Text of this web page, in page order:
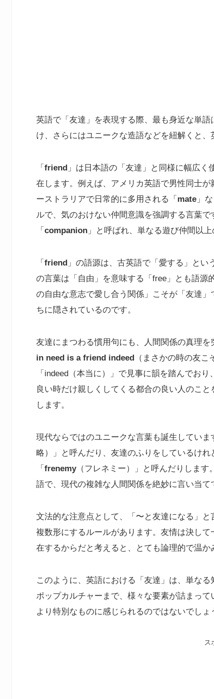
英語で「友達」を表現する際、最も身近な単語
け、さらにはユニークな造語などを紐解くと
「 friend 」は日本語の「友達」と同様に幅広
在します。例えば、アメリカ英語で男性同士が
ーストラリアで日常的に多用される「 mate 」
ルで、気のおけない仲間意識を強調する言葉
「 companion 」と呼ばれ、単なる遊び仲間以上
「 friend 」の語源は、古英語で「愛する」と
の言葉は「自由」を意味する「free」とも語源
の自由な意志で愛し合う関係」こそが「友達
ちに隠されているのです。
友達にまつわる慣用句にも、人間関係の真理
in need is a friend indeed （まさかの時の友
「indeed（本当に）」で見事に韻を踏んでお
良い時だけ親しくしてくる都合の良い人のこと
します。
現代ならではのユニークな言葉も誕生していま
略）」と呼んだり、友達のふりをしているけ
「 frenemy（フレネミー）」と呼んだりします
語で、現代の複雑な人間関係を絶妙に言い当て
文法的な注意点として、「〜と友達になる」と
複数形にするルールがあります。友情は決し
在するからだと考えると、とても論理的で温か
このように、英語における「友達」は、単な
ポップカルチャーまで、様々な要素が詰まっ
より特別なものに感じられるのではないでしょ
ス